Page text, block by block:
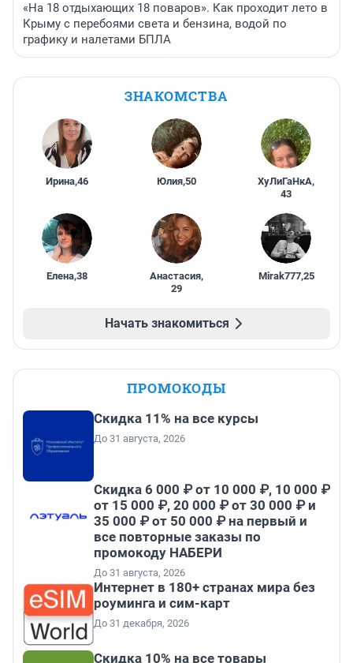
«На 18 отдыхающих 18 поваров». Как проходит лето в
Крыму с перебоями света и бензина, водой по
графику и налетами БПЛА
ЗНАКОМСТВА
Ирина,46 Юлия,50 ХуЛиГаНкА,
43
Елена,38 Анастасия,
29
Mirak777,25
Начать знакомиться
ПРОМОКОДЫ
Скидка 11% на все курсы
До 31 августа, 2026
Скидка 6 000 ₽ от 10 000 ₽, 10 000 ₽
от 15 000 ₽, 20 000 ₽ от 30 000 ₽ и
35 000 ₽ от 50 000 ₽ на первый и
все повторные заказы по
промокоду НАБЕРИ
До 31 августа, 2026
Интернет в 180+ странах мира без
роуминга и сим-карт
До 31 декабря, 2026
Скидка 10% на все товары